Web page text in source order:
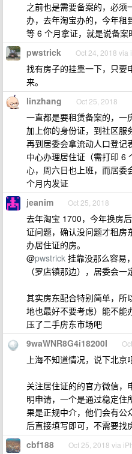
之前也是需要备案的，必须
办，去年淘宝办的，今年租
等 6 个月拿证，就是说备
pwstrick Oct 24, 2018 via
找有房子的挂靠一下，只要
来。
linzhang Oct 25, 2018
一直都是要租赁备案的，一
加上你的身份证，到社区服
再到居委会拿流动人口登记
中心办理居住证（需打印 6
心，周六日也上班，而居委
个月内发证
jeanim Oct 25, 2018
去年淘宝 1700，今年换房
证问题，确认没问题才租房
办居住证的房。
@pwstrick 挂靠没那么容易
（罗店镇那边），居委会
其实房东配合特别简单，所
地也最好不要考虑）能不能
压了二手房东市场吧
9waWNR8G4i18200I
上海不知道情况，说下北京
关注居住证的的官方微信，
明申请，一个是通过稳定住
果是正规中介，他们会有公
后直接填写即可，不需要找
cbf188 Oct 25, 2018 via